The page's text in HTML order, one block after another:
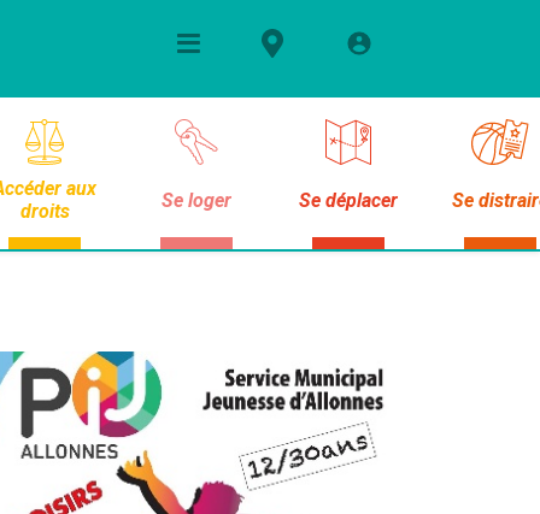
aux
droits
Se loger Se déplacer Se